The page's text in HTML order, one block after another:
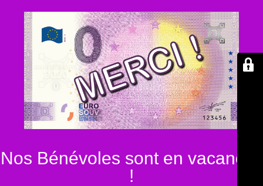
Nos Bénévoles sont en vacances
!